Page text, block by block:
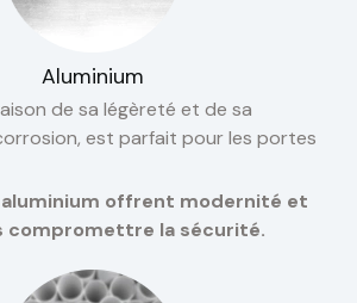
Aluminium
de sa légèreté et de sa
est parfait pour les portes
aluminium offrent modernité et
compromettre la sécurité.